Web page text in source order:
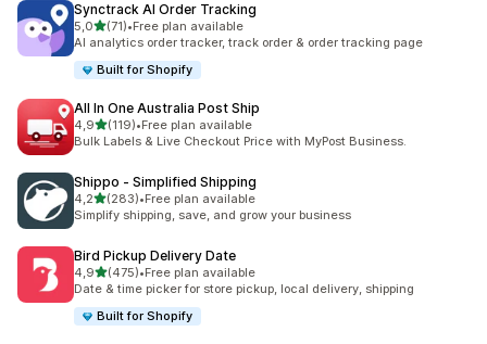
Synctrack AI Order Tracking
5,0z 5 hvězd
(71)
Celkový počet recenzí: 71
•Free plan available
AI analytics order tracker, track order & order tracking page
Built for Shopify
All In One Australia Post Ship
4,9z 5 hvězd
(119)
Celkový počet recenzí: 119
•Free plan available
Bulk Labels & Live Checkout Price with MyPost Business.
Shippo ‑ Simplified Shipping
4,2z 5 hvězd
(283)
Celkový počet recenzí: 283
•Free plan available
Simplify shipping, save, and grow your business
Bird Pickup Delivery Date
4,9z 5 hvězd
(475)
Celkový počet recenzí: 475
•Free plan available
Date & time picker for store pickup, local delivery, shipping
Built for Shopify